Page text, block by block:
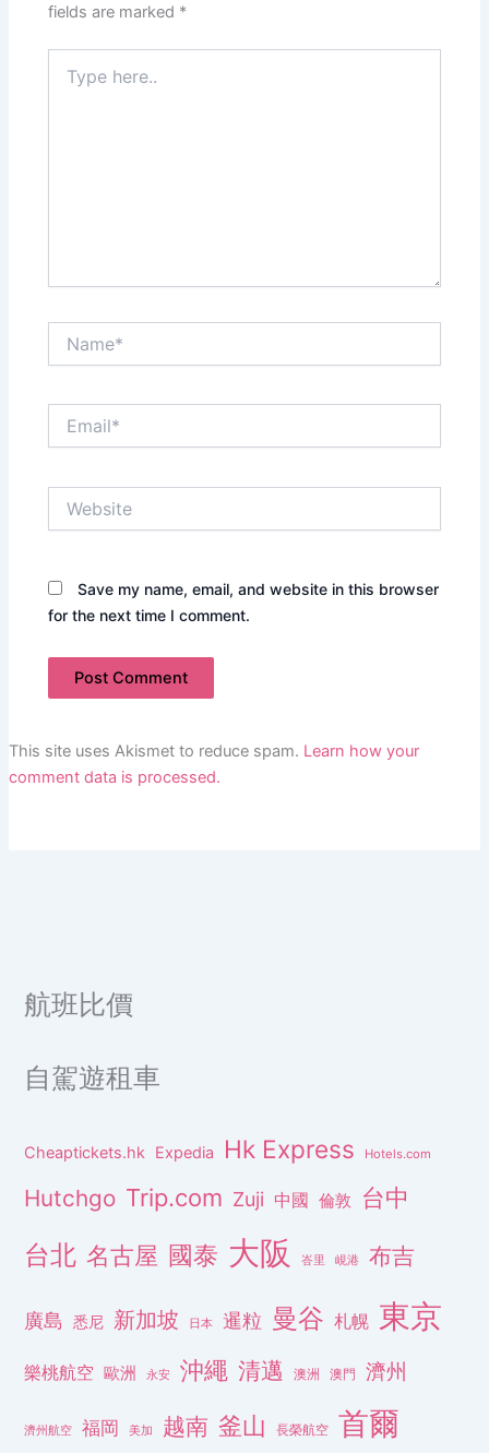
fields are marked *
here..
Save my name, email, and website in this browser
for the next time I comment.
This site uses Akismet to reduce spam. Learn how your
comment data is processed.
航班比價
自駕遊租車
Cheaptickets.hk Expedia Hk Express Hotels.com
Hutchgo Trip.com Zuji 中國 倫敦 台中
台北 名古屋 國泰 大阪 峇里 峴港 布吉
廣島 悉尼 新加坡 日本 暹粒 曼谷 札幌 東京
樂桃航空 歐洲 永安 沖繩 清邁 澳洲 澳門 濟州
濟州航空 福岡 美加 越南 釜山 長榮航空 首爾